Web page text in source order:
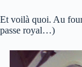
Et voilà quoi. Au
passe royal…)